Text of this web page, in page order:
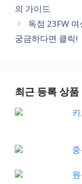
의 가이드
독점 23FW
궁금하다면 클릭!
최근 등록 상품